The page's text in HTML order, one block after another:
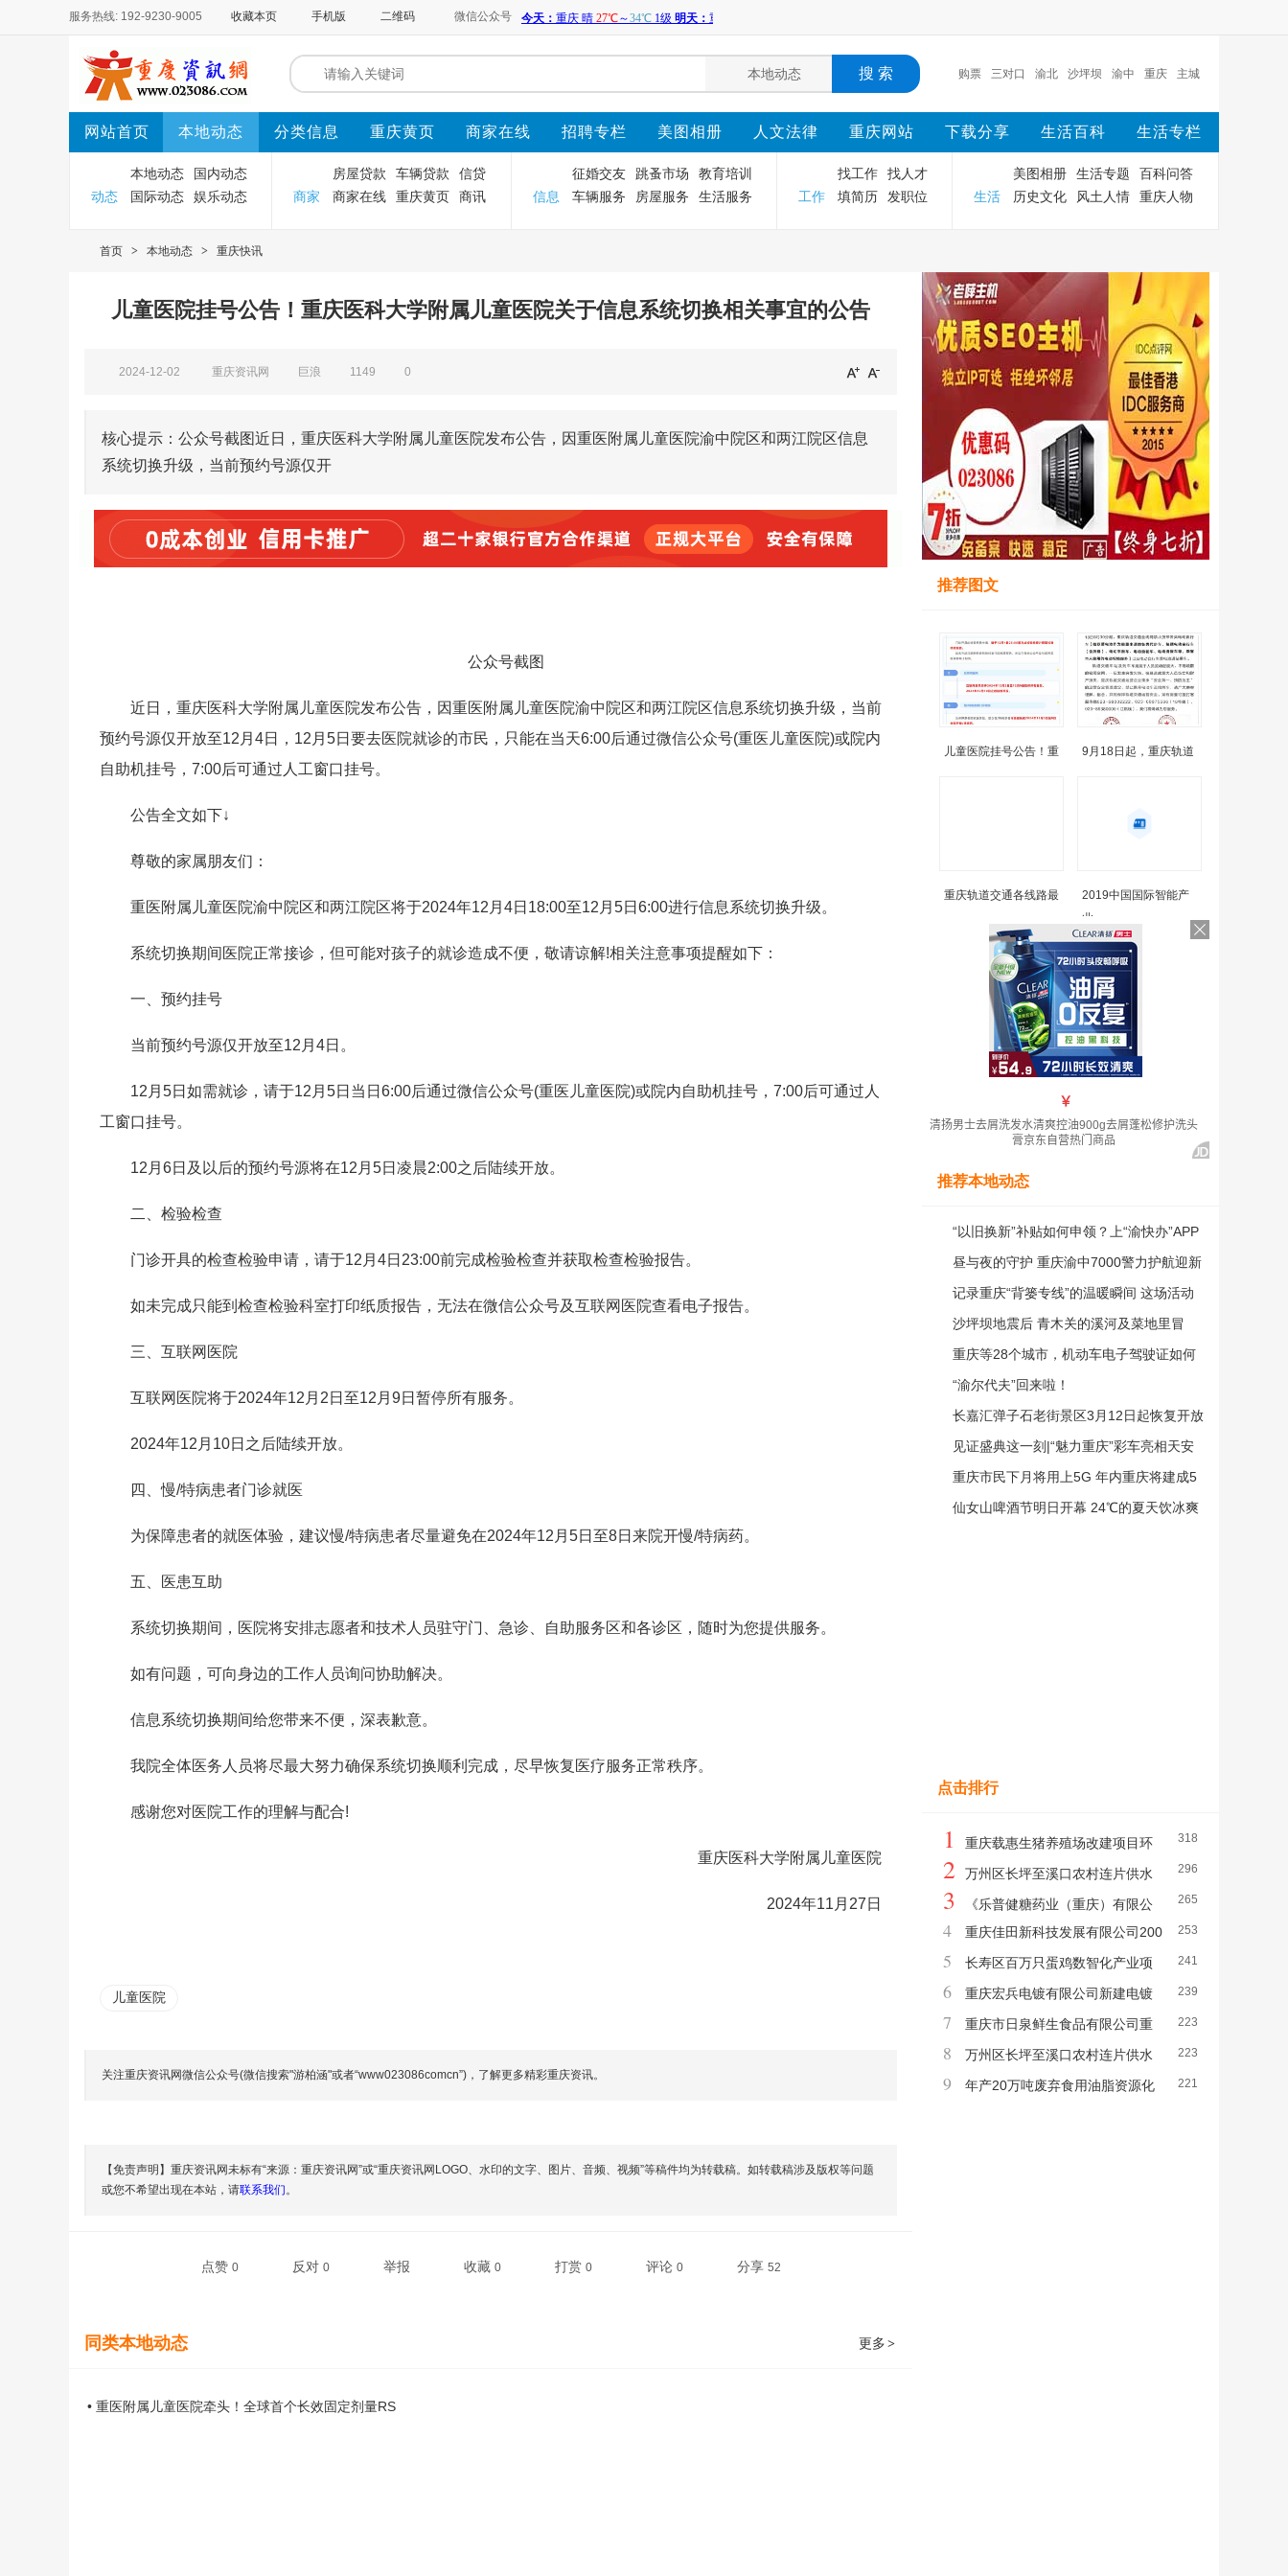
服务热线: 192-9230-9005 收藏本页 手机版 二维码 微信公众号
购票 三对口 渝北 沙坪坝 渝中 重庆 主城
时间 大巴车 车祸
网站首页 本地动态 分类信息 重庆黄页 商家在线 招聘专栏 美图相册 人文法律 重庆网站 下载分享 生活百科 生活专栏
动态
本地动态
国内动态
国际动态
娱乐动态 商家
房屋贷款 车辆贷款
信贷
商家在线
重庆黄页 商讯 信息
征婚交友 跳蚤市场
教育培训
车辆服务
房屋服务 生活服务 工作
找工作
找人才
填简历
发职位 生活
美图相册 生活专题
百科问答
历史文化
风土人情 重庆人物
首页 > 本地动态 > 重庆快讯
儿童医院挂号公告！重庆医科大学附属儿童医院关于信息系统切换相关事宜的公告
2024-12-02 重庆资讯网 巨浪 1149 0
核心提示：公众号截图近日，重庆医科大学附属儿童医院发布公告，因重医附属儿童医院渝中院区和两江院区信息
系统切换升级，当前预约号源仅开
公众号截图
近日，重庆医科大学附属儿童医院发布公告，因重医附属儿童医院渝中院区和两江院区信息系统切换升级，当前
预约号源仅开放至12月4日，12月5日要去医院就诊的市民，只能在当天6:00后通过微信公众号(重医儿童医院)或院内
自助机挂号，7:00后可通过人工窗口挂号。
公告全文如下↓
尊敬的家属朋友们：
重医附属儿童医院渝中院区和两江院区将于2024年12月4日18:00至12月5日6:00进行信息系统切换升级。
系统切换期间医院正常接诊，但可能对孩子的就诊造成不便，敬请谅解!相关注意事项提醒如下：
一、预约挂号
当前预约号源仅开放至12月4日。
12月5日如需就诊，请于12月5日当日6:00后通过微信公众号(重医儿童医院)或院内自助机挂号，7:00后可通过人
工窗口挂号。
12月6日及以后的预约号源将在12月5日凌晨2:00之后陆续开放。
二、检验检查
门诊开具的检查检验申请，请于12月4日23:00前完成检验检查并获取检查检验报告。
如未完成只能到检查检验科室打印纸质报告，无法在微信公众号及互联网医院查看电子报告。
三、互联网医院
互联网医院将于2024年12月2日至12月9日暂停所有服务。
2024年12月10日之后陆续开放。
四、慢/特病患者门诊就医
为保障患者的就医体验，建议慢/特病患者尽量避免在2024年12月5日至8日来院开慢/特病药。
五、医患互助
系统切换期间，医院将安排志愿者和技术人员驻守门、急诊、自助服务区和各诊区，随时为您提供服务。
如有问题，可向身边的工作人员询问协助解决。
信息系统切换期间给您带来不便，深表歉意。
我院全体医务人员将尽最大努力确保系统切换顺利完成，尽早恢复医疗服务正常秩序。
感谢您对医院工作的理解与配合!
重庆医科大学附属儿童医院
2024年11月27日
儿童医院
关注重庆资讯网微信公众号(微信搜索"游柏涵"或者“www023086comcn”)，了解更多精彩重庆资讯。
【免责声明】重庆资讯网未标有“来源：重庆资讯网”或“重庆资讯网LOGO、水印的文字、图片、音频、视频”等稿件均为转载稿。如转载稿涉及版权等问题
或您不希望出现在本站，请联系我们。
点赞 0 反对 0 举报 收藏 0 打赏 0 评论 0 分享 52
更多 >
同类本地动态
• 重医附属儿童医院牵头！全球首个长效固定剂量RS
推荐图文
儿童医院挂号公告！重 9月18日起，重庆轨道
重庆轨道交通各线路最
2019中国国际智能产
业
推荐本地动态
“以旧换新”补贴如何申领？上“渝快办”APP
享一站式申请通道
昼与夜的守护 重庆渝中7000警力护航迎新
年
记录重庆“背篓专线”的温暖瞬间 这场活动
邀你参与
沙坪坝地震后 青木关的溪河及菜地里冒
出“温泉”
重庆等28个城市，机动车电子驾驶证如何
申领？指南来了！
“渝尔代夫”回来啦！
长嘉汇弹子石老街景区3月12日起恢复开放
见证盛典这一刻|“魅力重庆”彩车亮相天安
门
重庆市民下月将用上5G 年内重庆将建成5
G基站1万个
仙女山啤酒节明日开幕 24℃的夏天饮冰爽
点击排行
318
1
重庆载惠生猪养殖场改建项目环
境影响评价公众参与第一次信息公示
296
2
万州区长坪至溪口农村连片供水
保障工程燕山水厂段寨复线集气管道迁改项
目环境影响评价公众参与全文公示
265
3
《乐普健糖药业（重庆）有限公
司乐普健糖重组肉毒毒素生产基地项目环境
影响报告书》报批前公示
253
4
重庆佳田新科技发展有限公司200
0吨液晶面板清洗剂项目环境影响评价公众
参与信息公示（报批前公示）
241
5
长寿区百万只蛋鸡数智化产业项
目环境影响评价公众参与第一次信息公告239
6
重庆宏兵电镀有限公司新建电镀
生产线项目环境影响报告书报批前公示
223
7
重庆市日泉鲜生食品有限公司重
庆大渡口天农数智化农产品加工产业园项目
环境影响评价公众参与报批前公示
223
8
万州区长坪至溪口农村连片供水
保障工程燕山水厂段寨复线集气管道迁改项
221
9
年产20万吨废弃食用油脂资源化